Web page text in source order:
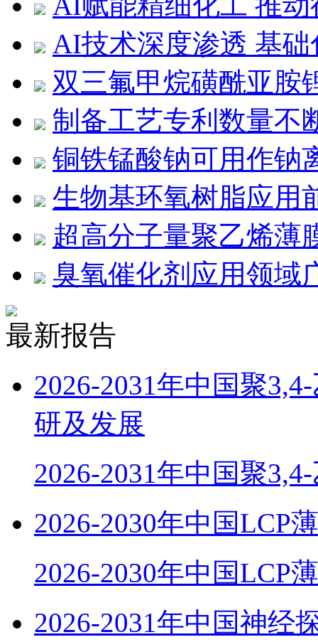
AI技术深度渗透 基
双三氟甲烷磺酰亚胺
制备工艺专利数量不
铜铁锰酸钠可用作钠
生物基环氧树脂应用
超高分子量聚乙烯薄
臭氧催化剂应用领域
最新报告
2026-2031年中国聚
研及发展
2026-2031年中国聚
2026-2030年中国LCP
2026-2030年中国LCP
2026-2031年中国神经